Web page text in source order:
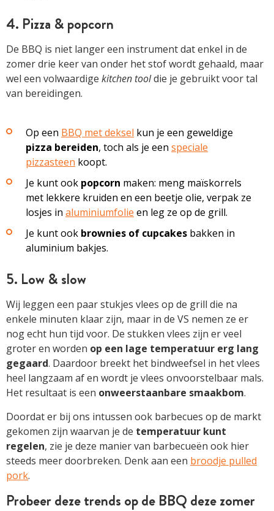
4. Pizza & popcorn
De BBQ is niet langer een instrument dat enkel in de
zomer drie keer van onder het stof wordt gehaald, maar
wel een volwaardige kitchen tooldie je gebruikt voor tal
van bereidingen.
Op een BBQ met deksel kun je een geweldige
pizza bereiden, toch als je een speciale
pizzasteen koopt.
Je kunt ook popcorn maken: meng maïskorrels
met lekkere kruiden en een beetje olie, verpak ze
losjes in aluminiumfolie en leg ze op de grill.
Je kunt ook brownies of cupcakes bakken in
aluminium bakjes.
5. Low & slow
Wij leggen een paar stukjes vlees op de grill die na
enkele minuten klaar zijn, maar in de VS nemen ze er
nog echt hun tijd voor. De stukken vlees zijn er veel
groter en worden op een lage temperatuur erg lang
gegaard. Daardoor breekt het bindweefsel in het vlees
heel langzaam af en wordt je vlees onvoorstelbaar mals.
Het resultaat is een onweerstaanbare smaakbom.
Doordat er bij ons intussen ook barbecues op de markt
gekomen zijn waarvan je de temperatuur kunt
regelen, zie je deze manier van barbecueën ook hier
steeds meer doorbreken. Denk aan een broodje pulled
pork.
Probeer deze trends op de BBQ deze zomer